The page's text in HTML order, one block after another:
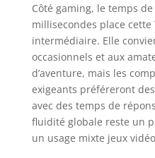
Côté gaming, le temps
millisecondes place cette
intermédiaire. Elle
occasionnels et aux
d’aventure, mais les
exigeants préféreront
avec des temps de
fluidité globale reste un
un usage mixte jeux